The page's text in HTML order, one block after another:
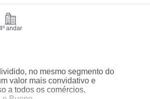
andar
no mesmo segmento do
valor mais convidativo e
a todos os comércios,